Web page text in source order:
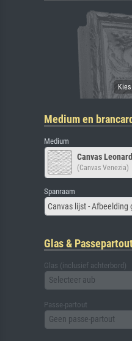
Medium en brancard
Medium
Canvas
(Canvas Venezia)
Spanraam
Glas &
Glas (inclusief achterbord)
Selecteer aub
Passe-partout
Geen passe-partout